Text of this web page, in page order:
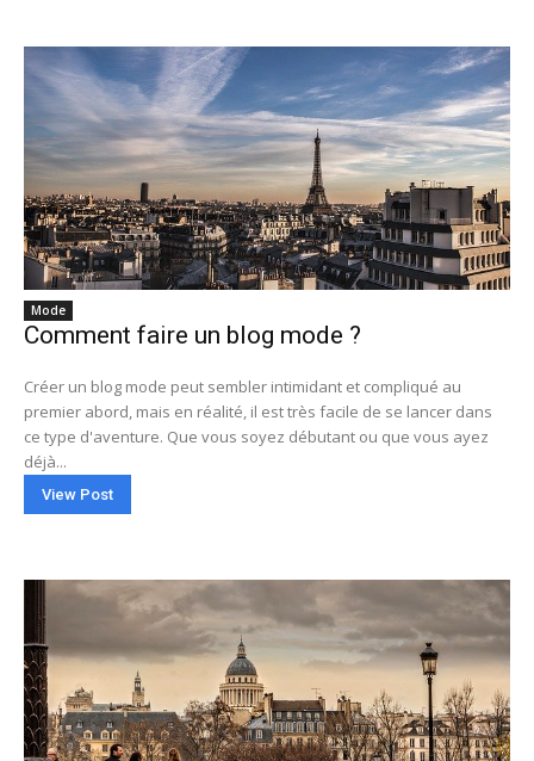
Mode
Comment faire un blog mode ?
Créer un blog mode peut sembler intimidant et compliqué au
premier abord, mais en réalité, il est très facile de se lancer dans
ce type d'aventure. Que vous soyez débutant ou que vous ayez
déjà...
View Post